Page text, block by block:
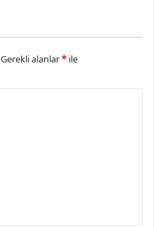
Gerekli alanlar* ile